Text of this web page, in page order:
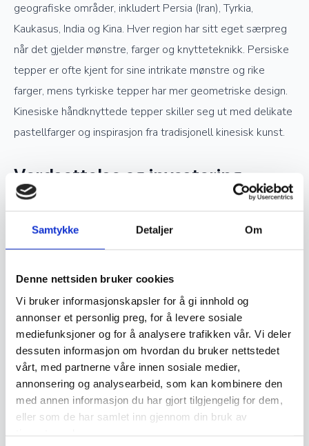
Samtykke Detaljer Om
Denne nettsiden bruker cookies
Vi bruker informasjonskapsler for å gi innhold og
annonser et personlig preg, for å levere sosiale
mediefunksjoner og for å analysere trafikken vår. Vi deler
dessuten informasjon om hvordan du bruker nettstedet
vårt, med partnerne våre innen sosiale medier,
annonsering og analysearbeid, som kan kombinere den
med annen informasjon du har gjort tilgjengelig for dem,
eller som de har samlet inn gjennom din bruk av
geografiske områder, inkludert Persia (Iran), Tyrkia,
Kaukasus, India og Kina. Hver region har sitt eget særpreg
når det gjelder mønstre, farger og knytteteknikk. Persiske
tepper er ofte kjent for sine intrikate mønstre og rike
farger, mens tyrkiske tepper har mer geometriske design.
Kinesiske håndknyttede tepper skiller seg ut med delikate
pastellfarger og inspirasjon fra tradisjonell kinesisk kunst.
Verdsettelse og investering
samlerobjekter og kan være en god investering. Jo høyere
verdifullt blir det over tid. Opprinnelse, materialvalg og
knutetetthet spiller en stor rolle i vurderingen av et teppes
verdi, og godt vedlikeholdte håndknyttede tepper kan gå i
arv i generasjoner.
Vedlikehold og levetid